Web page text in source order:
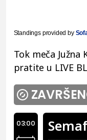
Standings provided by
Tok meča Južna
pratite u LIVE
03:00